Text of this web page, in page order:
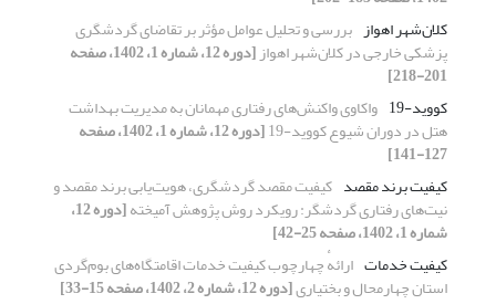
کلان‌شهر اهواز بررسی و تحلیل عوامل مؤثر بر تقاضای گردشگری
پزشکی خارجی در کلان‌شهر اهواز [دوره 12، شماره 1، 1402، صفحه
201-218]
کووید-19
واکاوی واکنش‌های رفتاری مهمانان به مدیریت بهداشت
هتل در دوران شیوع کووید-19 [دوره 12، شماره 1، 1402، صفحه
127-141]
کیفیت برند مقصد کیفیت مقصد گردشگری، هویت‌یابی برند مقصد و
نیت‌های رفتاری گردشگر: رویکرد روش پژوهش آمیخته [دوره 12،
شماره 1، 1402، صفحه 25-42]
کیفیت خدمات ارائهٔ چهارچوب کیفیت خدمات اقامتگاه‌های بوم‌گردی
استان چهارمحال و بختیاری[دوره 12، شماره 2، 1402، صفحه 15-33]